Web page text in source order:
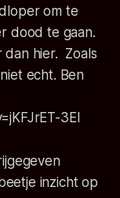
om te
dood te gaan.
dan hier. Zoals
echt. Ben
3EI
inzicht op